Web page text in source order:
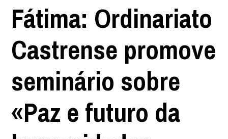
Fátima: Ordinariato
Castrense promove
seminário sobre
«Paz e futuro da